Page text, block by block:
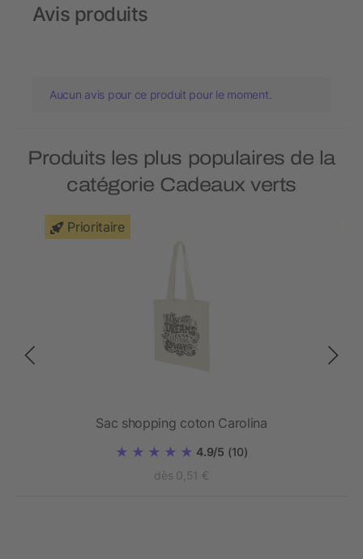
Avis produits
Aucun avis pour ce produit pour le moment.
Produits les plus populaires de la
catégorie Cadeaux verts
Prioritaire
Sac shopping coton Carolina
4.9/5 (10)
dès 0,51 €